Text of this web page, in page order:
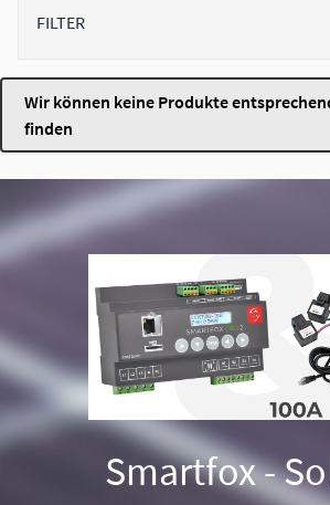
FILTER
Wir können keine Produkte
finden
Smartfox -